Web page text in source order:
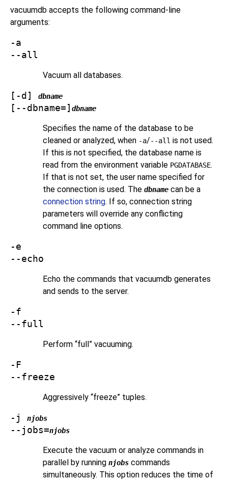
vacuumdb accepts the following command-line
arguments:
-a
--all
Vacuum all databases.
[ -d ] dbname
[ --dbname= ] dbname
Specifies the name of the database to be
cleaned or analyzed, when -a/--all is not used.
If this is not specified, the database name is
read from the environment variable PGDATABASE.
If that is not set, the user name specified for
the connection is used. The dbname can be a
connection string. If so, connection string
parameters will override any conflicting
command line options.
-e
--echo
Echo the commands that vacuumdb generates
and sends to the server.
-f
--full
Perform “full ” vacuuming.
-F
--freeze
Aggressively “freeze” tuples.
-j njobs
--jobs=njobs
Execute the vacuum or analyze commands in
parallel by running njobs commands
simultaneously. This option reduces the time of